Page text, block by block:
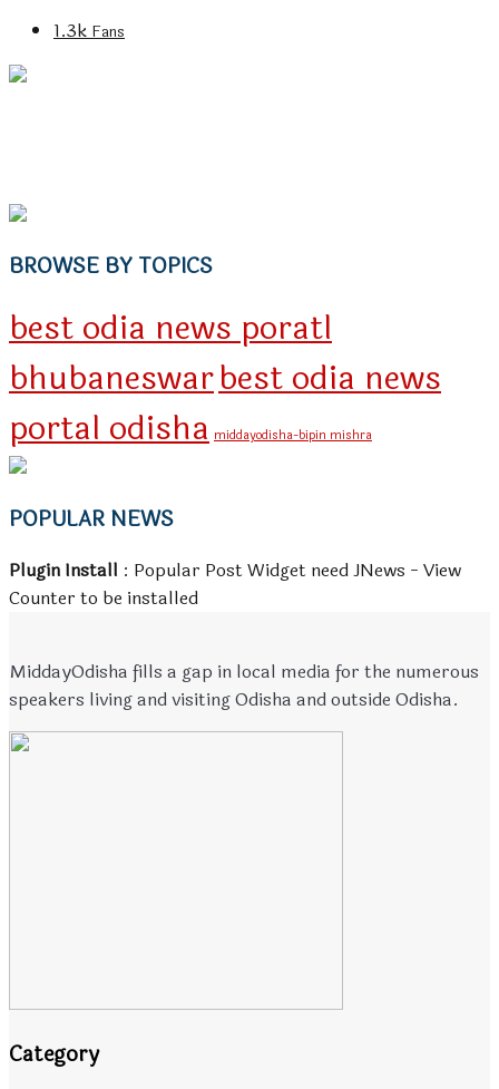
1.3k Fans
BROWSE BY TOPICS
best odia news poratl
bhubaneswarbest odia news
portal odisha middayodisha-bipin mishra
POPULAR NEWS
Plugin Install : Popular Post Widget need JNews - View
Counter to be installed
MiddayOdisha fills a gap in local media for the numerous
speakers living and visiting Odisha and outside Odisha.
Category